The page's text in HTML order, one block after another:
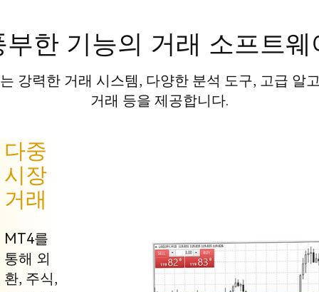
부한 기능의 거래 소프트웨
강력한 거래 시스템, 다양한 분석 도구, 고급 알
거래 등을 제공합니다.
다중
시장
거래
MT4를
통해 외
환, 주식,